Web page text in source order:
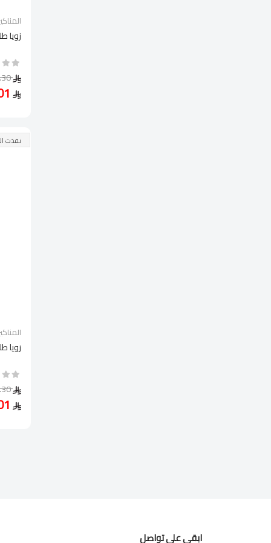
زويا
34.30
نفذت
زويا
34.30
ابقى على تواصل